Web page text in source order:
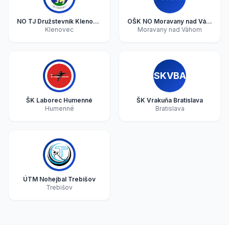
NO TJ Družstevník Klenovec
Klenovec
OŠK NO Moravany nad Váhom
Moravany nad Váhom
ŠK Laborec Humenné
Humenné
SKVBA
ŠK Vrakuňa Bratislava
Bratislava
ÚTM Nohejbal Trebišov
Trebišov